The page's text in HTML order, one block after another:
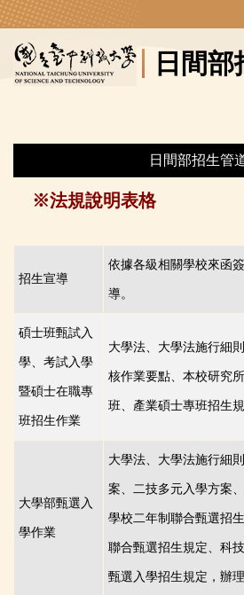
跳
主
要
區
日間部
日間部招生管
日間部招生管道
四技二專
五專
其他入學管道
※法規說明表格
招生宣導
依據各級相關學校來函
導。
碩士班甄試入
學、考試入學
暨碩士在職專
班招生作業
大學法、大學法施行細
核作業要點、本校研究
班、產業碩士專班招生
大學部甄選入
學作業
大學法、大學法施行細
案、二技多元入學方案
學校二年制聯合甄選招
聯合甄選招生規定、科
甄選入學招生規定，辦